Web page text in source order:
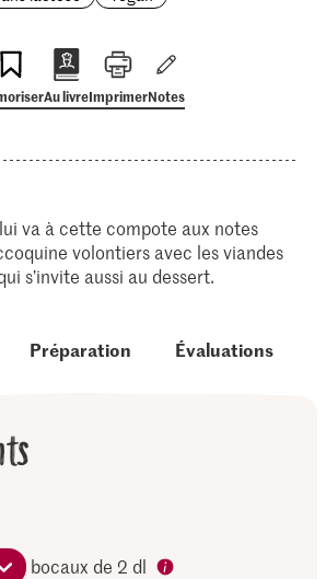
Au livreImprimerNotes
va à cette compote aux notes
volontiers avec les viandes
s’invite aussi au dessert.
Préparation Évaluations
bocaux de 2 dl